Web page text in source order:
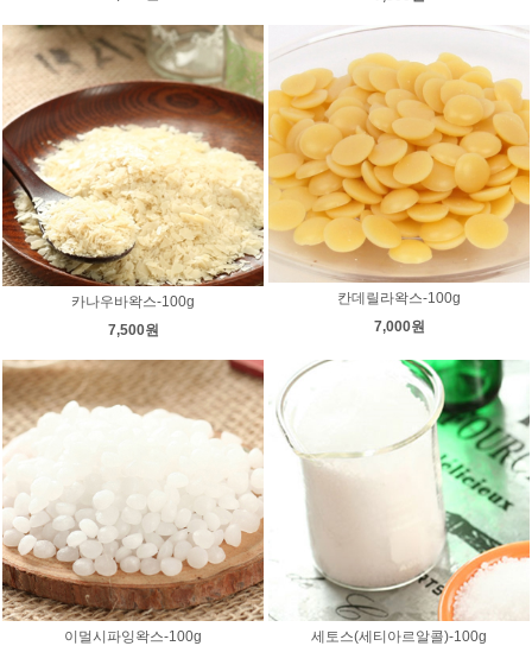
카나우바왁스-100g
7,500원
칸데릴라왁스-100g
7,000원
이멀시파잉왁스-100g
세토스(세티아르알콜)-100g